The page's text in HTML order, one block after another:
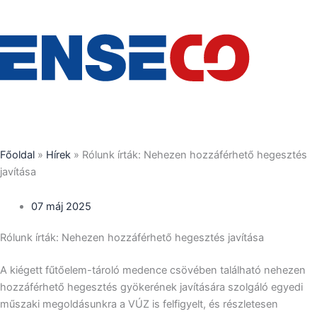
Főoldal » Hírek » Rólunk írták: Nehezen hozzáférhető hegesztés
javítása
07 máj 2025
Rólunk írták: Nehezen hozzáférhető hegesztés javítása
A kiégett fűtőelem-tároló medence csövében található nehezen
hozzáférhető hegesztés gyökerének javítására szolgáló egyedi
műszaki megoldásunkra a VÚZ is felfigyelt, és részletesen